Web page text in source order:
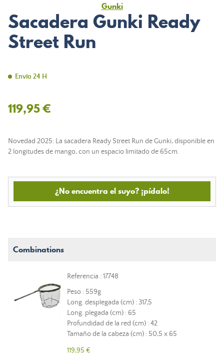
Gunki
Sacadera Gunki Ready
Street Run
Envío 24 H
119,95 €
Novedad 2025: La sacadera Ready Street Run de Gunki, disponible en
2 longitudes de mango, con un espacio limitado de 65cm.
¿No encuentra el suyo? ¡pídalo!
Combinations
Referencia : 17748
Peso : 559g
Long. desplegada (cm) : 317,5
Long. plegada (cm) : 65
Profundidad de la red (cm) : 42
Tamaño de la cabeza (cm) : 50,5 x 65
119,95 €